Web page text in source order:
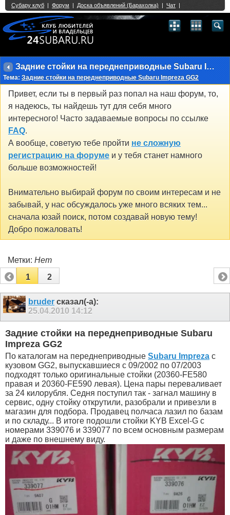
Задние стойки на переднеприводные Subaru Impreza GG2
Тема: Задние стойки на переднеприводные Subaru Impreza GG2
Привет, если ты в первый раз попал на наш форум, то,
я надеюсь, ты найдешь тут для себя много
интересного! Часто задаваемые вопросы по ссылке
FAQ.
А вообще, советую тебе пройти не сложную
регистрацию на форуме и у тебя станет намного
больше возможностей!
Внимательно выбирай форум по своим интересам и не
забывай, у нас обсуждалось уже много всяких тем...
сначала юзай поиск, потом создавай новую тему!
Добро пожаловать!
Метки: Нет
1
2
bruder сказал(-а):
25.04.2010 14:12
Задние стойки на переднеприводные Subaru
Impreza GG2
По каталогам на переднеприводные Subaru Impreza с
кузовом GG2, выпускавшиеся с 09/2002 по 07/2003
подходят только оригинальные стойки (20360-FE580
правая и 20360-FE590 левая). Цена пары переваливает
за 24 килорубля. Седня поступил так - загнал машину в
сервис, одну стойку открутили, разобрали и привезли в
магазин для подбора. Продавец полчаса лазил по базам
и по складу... В итоге подошли стойки KYB Excel-G с
номерами 339076 и 339077 по всем основным размерам
и даже по внешнему виду.
Single Sign On provided byvBSSO
2 3 4 5 6 7 8 9 10 11 12 13 21 22 23 24 25 26
27 28 29 30 31 32 33 40 41 42 43